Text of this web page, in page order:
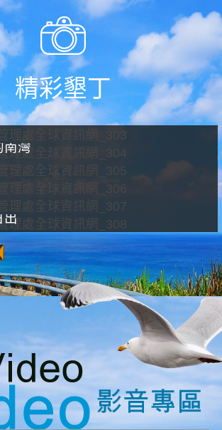
精彩墾丁
南灣
出